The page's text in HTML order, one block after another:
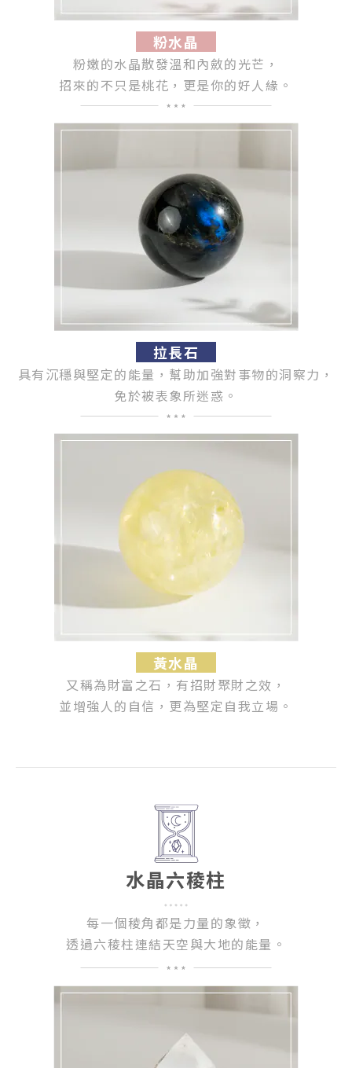
粉水晶
粉嫩的水晶散發溫和內斂的光芒，
招來的不只是桃花，更是你的好人緣。
拉長石
具有沉穩與堅定的能量， 幫助加強對事物的洞察力，
免於被表象所迷惑。
黃水晶
又稱為財富之石，有招財聚財之效，
並增強人的自信，更為堅定自我立場。
水晶六稜柱
每一個稜角都是力量的象徵，
透過六稜柱連結天空與大地的能量。